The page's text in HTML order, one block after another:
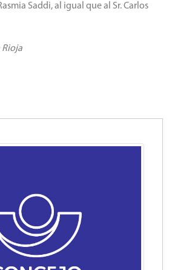
Saddi, al igual que al Sr. Carlos
Rioja